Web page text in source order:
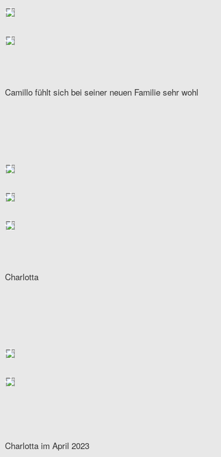
Camillo fühlt sich bei seiner neuen Familie sehr wohl
Charlotta
Charlotta im April 2023